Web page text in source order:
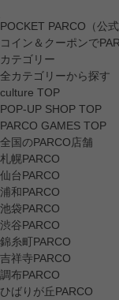
POCKET PARCO（公式
コイン＆クーポンで
カテゴリー
全カテゴリーから探す
culture TOP
POP-UP SHOP TOP
PARCO GAMES TOP
全国のPARCO店舗
札幌PARCO
仙台PARCO
浦和PARCO
池袋PARCO
渋谷PARCO
錦糸町PARCO
吉祥寺PARCO
調布PARCO
ひばりが丘PARCO